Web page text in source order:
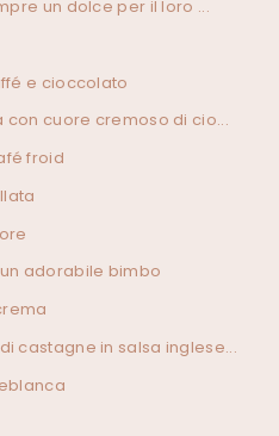
un dolce per il loro ...
e cioccolato
cuore cremoso di cio...
froid
adorabile bimbo
castagne in salsa inglese...